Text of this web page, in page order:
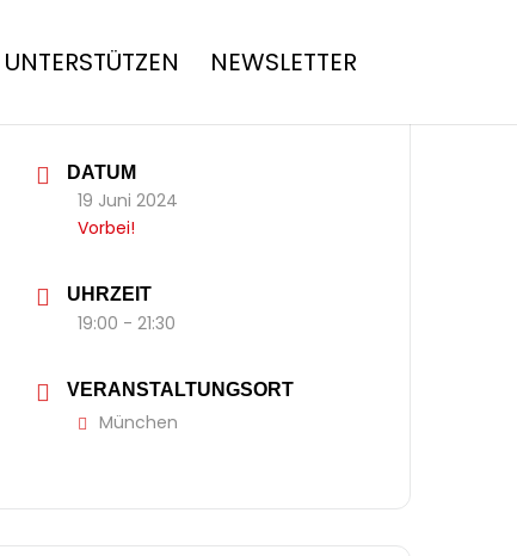
UNTERSTÜTZEN NEWSLETTER
DATUM
19 Juni 2024
Vorbei!
UHRZEIT
19:00 - 21:30
VERANSTALTUNGSORT
München